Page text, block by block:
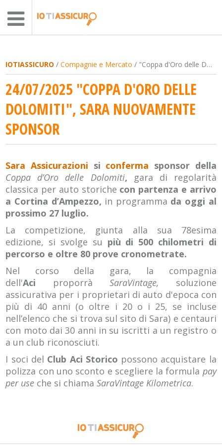
IOTIASSICURO /Compagnie e Mercato / "Coppa d'Oro delle Dolomiti", Sara nuovamente sponsor
24/07/2025 "COPPA D'ORO DELLE
DOLOMITI", SARA NUOVAMENTE
SPONSOR
Sara Assicurazioni si conferma sponsor della
Coppa d’Oro delle Dolomiti, gara di regolarità
classica per auto storiche con partenza e arrivo
a Cortina d’Ampezzo, in programma da oggi al
prossimo 27 luglio.
La competizione, giunta alla sua 78esima
edizione, si svolge su più di 500 chilometri di
percorso e oltre 80 prove cronometrate.
Nel corso della gara, la compagnia
dell'Aci proporràSaraVintage, soluzione
assicurativa per i proprietari di auto d'epoca con
più di 40 anni (o oltre i 20 o i 25, se incluse
nell’elenco che si trova sul sito di Sara) e centauri
con moto dai 30 anni in su iscritti a un registro o
a un club riconosciuti.
I soci del Club Aci Storico possono acquistare la
polizza con uno sconto e scegliere la formula pay
per use che si chiamaSaraVintage Kilometrica.